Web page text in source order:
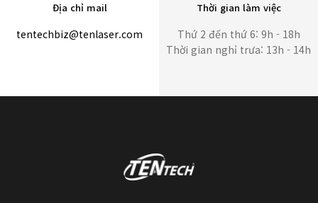
Địa chỉ mail
tentechbiz@tenlaser.com
Thời gian làm việc
Thứ 2 đến thứ 6: 9h - 18h
Thời gian nghỉ trưa: 13h - 14h